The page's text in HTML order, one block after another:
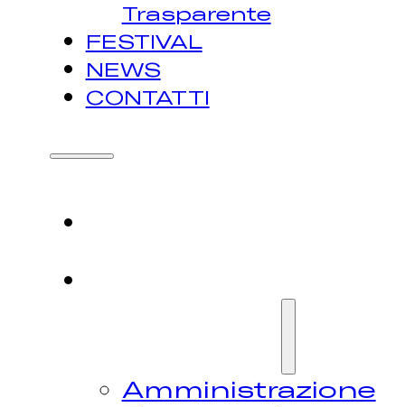
Trasparente
FESTIVAL
NEWS
CONTATTI
Amministrazione